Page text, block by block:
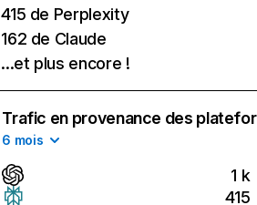
415 de Perplexity
162 de Claude
...et plus encore !
Trafic en provenance des
6 mois
1 k
415